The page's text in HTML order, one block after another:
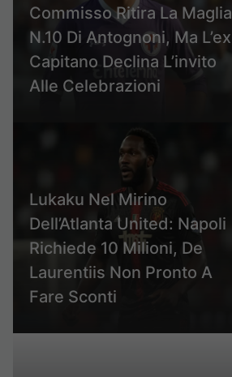
Commisso Ritira La Maglia
N.10 Di Antognoni, Ma L’ex
Capitano Declina L’invito
Alle Celebrazioni
Lukaku Nel Mirino
Dell’Atlanta United: Napoli
Richiede 10 Milioni, De
Laurentiis Non Pronto A
Fare Sconti